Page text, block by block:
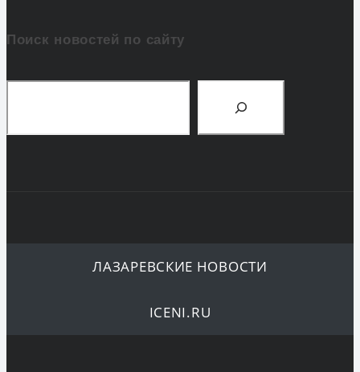
Поиск новостей по сайту
ЛАЗАРЕВСКИЕ НОВОСТИ
ICENI.RU